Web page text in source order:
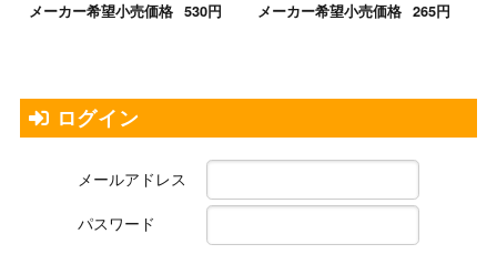
メーカー希望小売価格 530円 メーカー希望小売価格 265円
ログイン
メールアドレス
パスワード